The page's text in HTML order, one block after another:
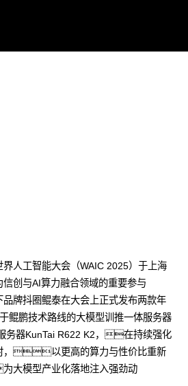
人工智能大会（WAIC 2025）于上海
与AI算力融合领域的重要参与
牌抖圈鲲泰在大会上正式发布两款年
鹏技术路线的大模型训推一体服务器
务器KunTai R622 K2，在持续强化
，以更高的算力与性价比重新
大模型产业化落地注入强劲动